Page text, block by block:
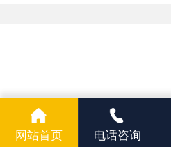
网站首页 电话咨询